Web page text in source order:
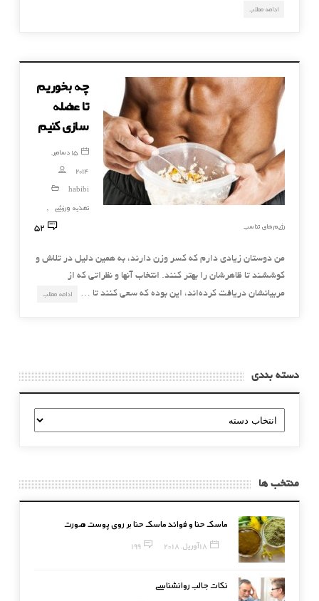
ادامه مطلب
چه بخوریم
تا عضله
سازی کنیم
15 دسامبر,
2014
habibi
تغذیه ورزشی
,
رژیم های تناسب 52
من دوستان زیادی دارم که کسر وزن دارند، به همین دلیل در تلاش و
کوششند تا ظاهرشان را بهتر کنند. انتخاب آنها و نظراتی که از
مربیانشان دریافت کرده‌اند، این بوده که سعی کنند تا …
ادامه مطلب
دسته بندی
دسته
بندی
منتخب ها
ماسک حنا و فوائد ماسک حنا بر روی پوست صورت
18 آوریل, 2018 199
نکات جالب روانشناسی